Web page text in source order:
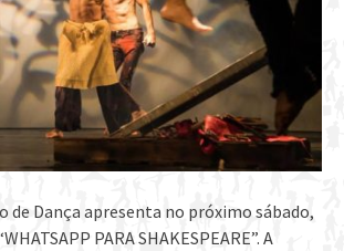
de Dança apresenta no próximo sábado,
PARA SHAKESPEARE”. A